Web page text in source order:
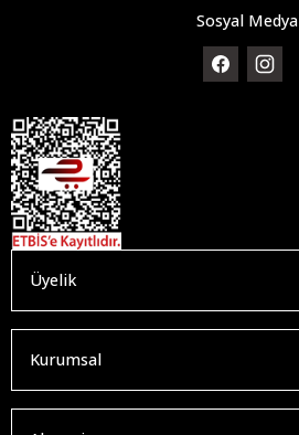
Sosyal Medya
Üyelik
Kurumsal